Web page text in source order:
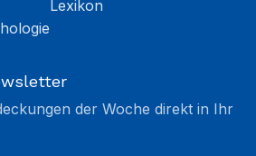
Lexikon
der Woche direkt in Ihr